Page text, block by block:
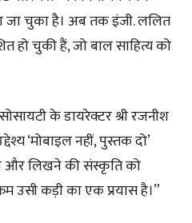
जा चुका है। अब तक इंजी. ललित
हो चुकी हैं, जो बाल साहित्य को
के डायरेक्टर श्री रजनीश
‘मोबाइल नहीं, पुस्तक दो’
और लिखने की संस्कृति को
उसी कड़ी का एक प्रयास है।”